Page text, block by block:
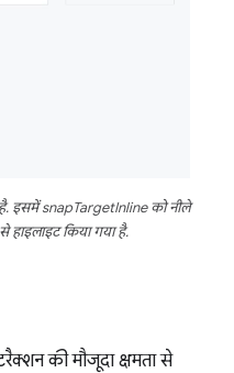
है. इसमें snapTargetInline को नीले
किया गया है.
की मौजूदा क्षमता से